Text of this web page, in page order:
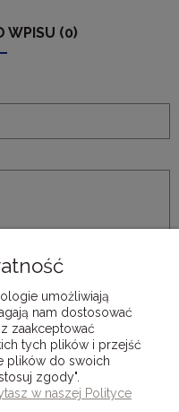
WPISU (0)
umożliwiają
nam dostosować
zaakceptować
tych plików i przejść
plików do swoich
zgody".
w naszej Polityce